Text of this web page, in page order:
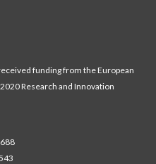
funding from the European
Research and Innovation